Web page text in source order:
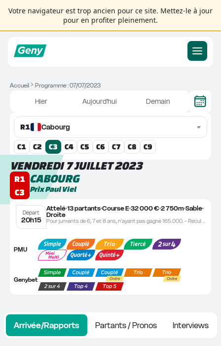
Votre navigateur est trop ancien pour ce site. Mettez-le à jour
pour en profiter pleinement.
Accueil Programme : 07/07/2023
Hier Aujourd'hui Demain
R1 Cabourg
C1 C2 C3 C4 C5 C6 C7 C8 C9
VENDREDI 7 JUILLET 2023
R1
C3
CABOURG
Prix Paul Viel
Départ
20h15
Attelé13 partantsCourse E32 000 € 2 750mSable
Droite
Pour juments de 6, 7 et 8 ans, n'ayant pas gagné 165.000. - Recul de 25 m. à 78.000.
PMU
Genybet
Arrivée/Rapports Partants / Pronos Interviews